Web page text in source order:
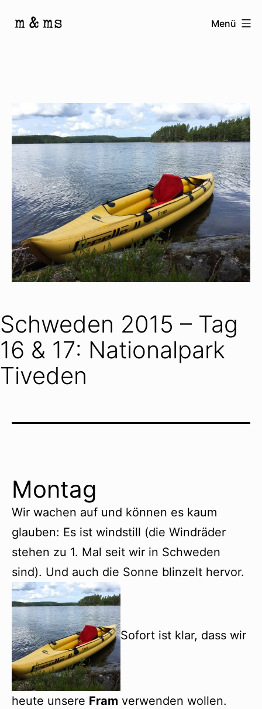
Inhalt
Ms
Menü
Schweden 2015 – Tag
16 & 17: Nationalpark
Tiveden
Montag
Wir wachen auf und können es kaum
glauben: Es ist windstill (die Windräder
stehen zu 1. Mal seit wir in Schweden
sind). Und auch die Sonne blinzelt hervor.
Sofort ist klar, dass wir
heute unsere Fram verwenden wollen.